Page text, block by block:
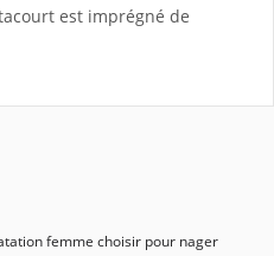
est imprégné de
femme choisir pour nager